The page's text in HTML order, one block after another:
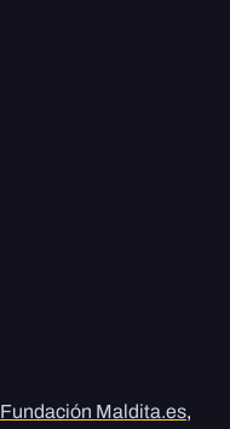
Fundación Maldita.es,